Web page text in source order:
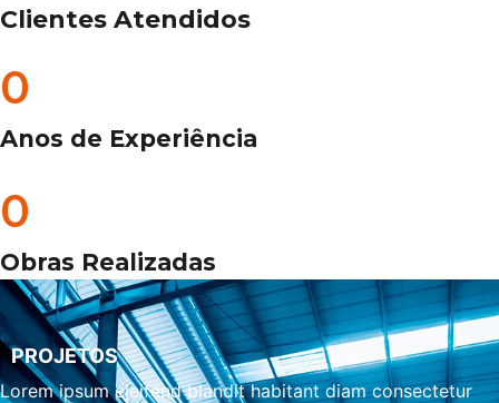
Clientes Atendidos
0
Anos de Experiência
0
Obras Realizadas
PROJETOS
Lorem ipsum eleifend blandit habitant diam consectetur